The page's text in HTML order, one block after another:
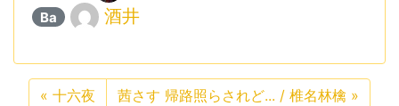
Ba 酒井
« 十六夜 茜さす 帰路照らされど... / 椎名林檎 »